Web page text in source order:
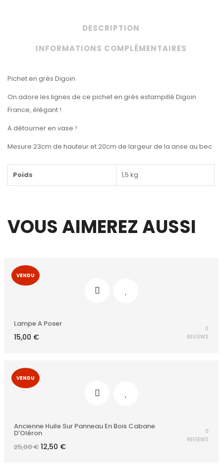
DESCRIPTION
INFORMATIONS COMPLÉMENTAIRES
Pichet en grès Digoin
On adore les lignes de ce pichet en grès estampillé Digoin
France, élégant !
A détourner en vase !
Mesure 23cm de hauteur et 20cm de largeur de la anse au bec
Poids 1,5 kg
VOUS AIMEREZ AUSSI
VENDU
Lampe A Poser
15,00 €
0
REVIEWS
VENDU
Ancienne Huile Sur Panneau En Bois Cabane
D’Oléron
25,00€ Le
prix
12,50 €Le
prix
0
REVIEWS